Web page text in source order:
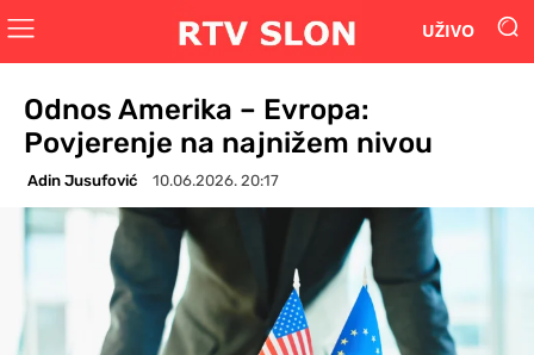
UŽIVO
Odnos Amerika – Evropa:
Povjerenje na najnižem nivou
Adin Jusufović 10.06.2026. 20:17